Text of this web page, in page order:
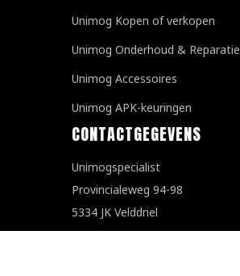
Unimog Kopen of verkopen
Unimog Onderhoud & Reparatie
Unimog Accessoires
Unimog APK-keuringen
CONTACTGEGEVENS
Unimogspecialist
Provincialeweg 94-98
5334 JK Velddriel